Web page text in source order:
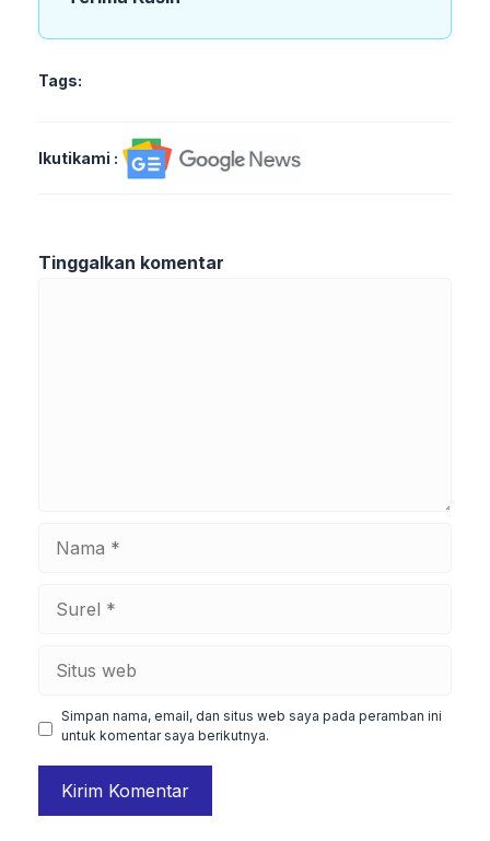
Tags:
Ikutikami :
Tinggalkan komentar
Simpan nama, email, dan situs web saya pada peramban ini
untuk komentar saya berikutnya.